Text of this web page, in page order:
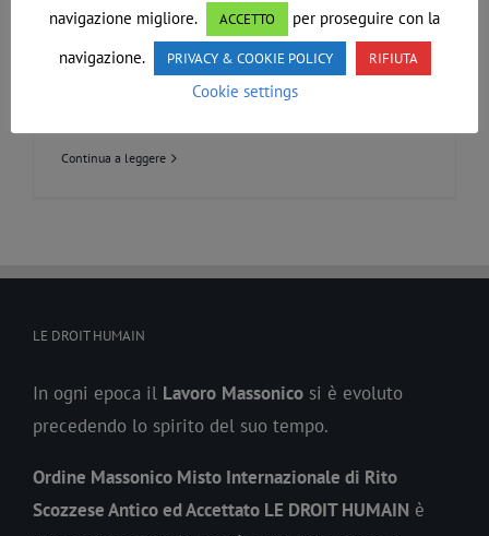
Continua a crescere la rubrica Ascolta la
Massoneria, podcast #9 [...]
Continua a leggere
LE DROIT HUMAIN
In ogni epoca il Lavoro Massonico si è evoluto
precedendo lo spirito del suo tempo.
Ordine Massonico Misto Internazionale di Rito
Scozzese Antico ed Accettato LE DROIT HUMAIN è
navigazione migliore.
ACCETTO
per proseguire con la
navigazione.
PRIVACY & COOKIE POLICY RIFIUTA
Cookie settings